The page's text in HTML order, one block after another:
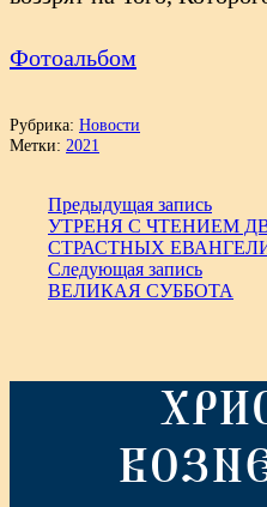
Фотоальбом
Рубрика: Новости
Метки: 2021
Предыдущая запись
УТРЕНЯ С ЧТЕНИЕМ
СТРАСТНЫХ
Следующая запись
ВЕЛИКАЯ СУББОТА